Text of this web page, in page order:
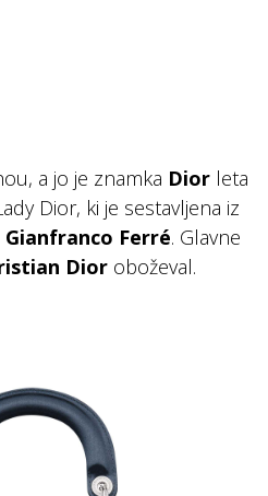
a jo je znamka Dior leta
Dior, ki je sestavljena iz
Gianfranco Ferré. Glavne
Dior oboževal.